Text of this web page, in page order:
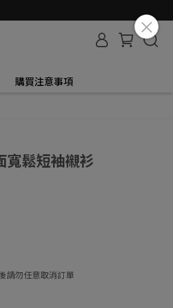
購買注意事項
寬鬆短袖襯衫
請勿任意取消訂單